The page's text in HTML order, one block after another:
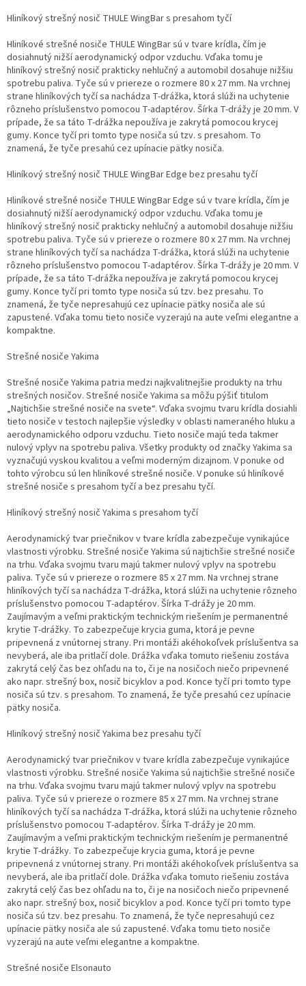
Hliníkový strešný nosič THULE WingBar s presahom tyčí
Hliníkové strešné nosiče THULE WingBar sú v tvare krídla, čím je
dosiahnutý nižší aerodynamický odpor vzduchu. Vďaka tomu je
hliníkový strešný nosič prakticky nehlučný a automobil dosahuje nižšiu
spotrebu paliva. Tyče sú v priereze o rozmere 80 x 27 mm. Na vrchnej
strane hliníkových tyčí sa nachádza T-drážka, ktorá slúži na uchytenie
rôzneho príslušenstvo pomocou T-adaptérov. Šírka T-drážy je 20 mm. V
prípade, že sa táto T-drážka nepoužíva je zakrytá pomocou krycej
gumy. Konce tyčí pri tomto type nosiča sú tzv. s presahom. To
znamená, že tyče presahú cez upínacie pätky nosiča.
Hliníkový strešný nosič THULE WingBar Edge bez presahu tyčí
Hliníkové strešné nosiče THULE WingBar Edge sú v tvare krídla, čím je
dosiahnutý nižší aerodynamický odpor vzduchu. Vďaka tomu je
hliníkový strešný nosič prakticky nehlučný a automobil dosahuje nižšiu
spotrebu paliva. Tyče sú v priereze o rozmere 80 x 27 mm. Na vrchnej
strane hliníkových tyčí sa nachádza T-drážka, ktorá slúži na uchytenie
rôzneho príslušenstvo pomocou T-adaptérov. Šírka T-drážy je 20 mm. V
prípade, že sa táto T-drážka nepoužíva je zakrytá pomocou krycej
gumy. Konce tyčí pri tomto type nosiča sú tzv. bez presahu. To
znamená, že tyče nepresahujú cez upínacie pätky nosiča ale sú
zapustené. Vďaka tomu tieto nosiče vyzerajú na aute veľmi elegantne a
kompaktne.
Strešné nosiče Yakima
Strešné nosiče Yakima patria medzi najkvalitnejšie produkty na trhu
strešných nosičov. Strešné nosiče Yakima sa môžu pýšiť titulom
„Najtichšie strešné nosiče na svete“. Vďaka svojmu tvaru krídla dosiahli
tieto nosiče v testoch najlepšie výsledky v oblasti nameraného hluku a
aerodynamického odporu vzduchu. Tieto nosiče majú teda takmer
nulový vplyv na spotrebu paliva. Všetky produkty od značky Yakima sa
vyznačujú vyskou kvalitou a veľmi moderným dizajnom. V ponuke od
tohto výrobcu sú len hliníkové strešné nosiče. V ponuke sú hliníkové
strešné nosiče s presahom tyčí a bez presahu tyčí.
Hliníkový strešný nosič Yakima s presahom tyčí
Aerodynamický tvar priečnikov v tvare krídla zabezpečuje vynikajúce
vlastnosti výrobku. Strešné nosiče Yakima sú najtichšie strešné nosiče
na trhu. Vďaka svojmu tvaru majú takmer nulový vplyv na spotrebu
paliva. Tyče sú v priereze o rozmere 85 x 27 mm. Na vrchnej strane
hliníkových tyčí sa nachádza T-drážka, ktorá slúži na uchytenie rôzneho
príslušenstvo pomocou T-adaptérov. Šírka T-drážy je 20 mm.
Zaujímavým a veľmi praktickým technickým riešením je permanentné
krytie T-drážky. To zabezpečuje krycia guma, ktorá je pevne
pripevnená z vnútornej strany. Pri montáži akéhokoľvek príslušentva sa
nevyberá, ale iba pritlačí dole. Drážka vďaka tomuto riešeniu zostáva
zakrytá celý čas bez ohľadu na to, či je na nosičoch niečo pripevnené
ako napr. strešný box, nosič bicyklov a pod. Konce tyčí pri tomto type
nosiča sú tzv. s presahom. To znamená, že tyče presahú cez upínacie
pätky nosiča.
Hliníkový strešný nosič Yakima bez presahu tyčí
Aerodynamický tvar priečnikov v tvare krídla zabezpečuje vynikajúce
vlastnosti výrobku. Strešné nosiče Yakima sú najtichšie strešné nosiče
na trhu. Vďaka svojmu tvaru majú takmer nulový vplyv na spotrebu
paliva. Tyče sú v priereze o rozmere 85 x 27 mm. Na vrchnej strane
hliníkových tyčí sa nachádza T-drážka, ktorá slúži na uchytenie rôzneho
príslušenstvo pomocou T-adaptérov. Šírka T-drážy je 20 mm.
Zaujímavým a veľmi praktickým technickým riešením je permanentné
krytie T-drážky. To zabezpečuje krycia guma, ktorá je pevne
pripevnená z vnútornej strany. Pri montáži akéhokoľvek príslušentva sa
nevyberá, ale iba pritlačí dole. Drážka vďaka tomuto riešeniu zostáva
zakrytá celý čas bez ohľadu na to, či je na nosičoch niečo pripevnené
ako napr. strešný box, nosič bicyklov a pod. Konce tyčí pri tomto type
nosiča sú tzv. bez presahu. To znamená, že tyče nepresahujú cez
upínacie pätky nosiča ale sú zapustené. Vďaka tomu tieto nosiče
vyzerajú na aute veľmi elegantne a kompaktne.
Strešné nosiče Elsonauto